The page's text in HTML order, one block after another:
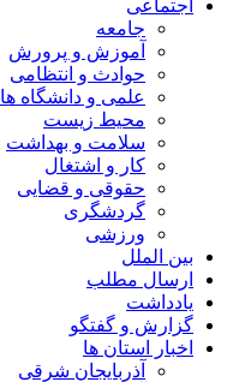
اجتماعی
جامعه
آموزش و پرورش
حوادث و انتظامی
علمی و دانشگاه ها
محیط زیست
سلامت و بهداشت
کار و اشتغال
حقوقی و قضایی
گردشگری
ورزشی
بین الملل
ارسال مطلب
یادداشت
گزارش و گفتگو
اخبار استان ها
آذربایجان شرقی